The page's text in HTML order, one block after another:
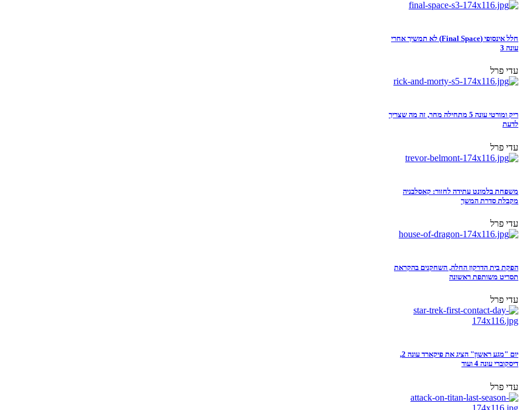
חלל אינסופי (Final Space) לא תמשיך אחרי
עונה 3
עדי פרל
ריק ומורטי עונה 5 מתחילה מחר, זה מה שצריך
לדעת
עדי פרל
משפחת בלמונט עתידה לחזור: קאסלבניה
מקבלת סדרת המשך
עדי פרל
הפקת בית הדרקון החלה, השחקנים בהקראת
תסריט משותפת ראשונה
עדי פרל
יום "מגע ראשון" הציג את פיקארד עונה 2,
דיסקוברי עונה 4 ועוד
עדי פרל